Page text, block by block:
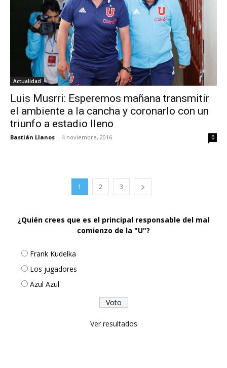
Actualidad
Luis Musrri: Esperemos mañana transmitir
el ambiente a la cancha y coronarlo con un
triunfo a estadio lleno
Bastián Llanos - 4 noviembre, 2016 0
1 2 3
¿Quién crees que es el principal responsable del mal
comienzo de la "U"?
Frank Kudelka
Los jugadores
Azul Azul
Ver resultados